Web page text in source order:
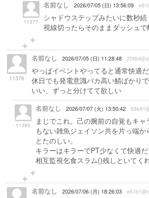
11377
名前なし 2026/07/05 (日) 13:56:09
シャドウステップみたいに数秒
視線切ったらそのままダッシュで
11376
名前なし 2026/07/05 (日) 11:28:48
やっぱイベントやってると通常快適
休日でも発電意識バカ高い鯖ばかり
いい、ずっと分けてて欲しい
11380
名前なし 2026/07/07 (火) 13:50:42
まじでこれ。己の腕前の自覚もキ
もない雑魚ジェイソン共を片っ端
とたのしい。
キラーはキラーでPT少なくて快適
相互監視乞食スラム()残しといてく
名前なし 2026/07/06 (月) 18:26:03